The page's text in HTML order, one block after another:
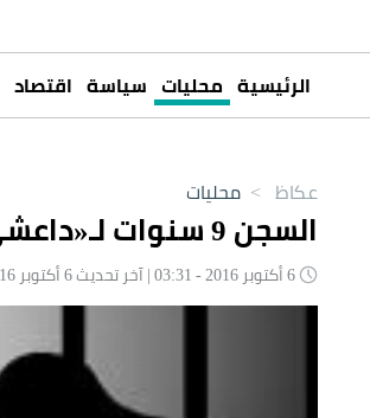
الرئيسية محليات سياسة اقتصاد
عكاظ > محليات
السجن 9 سنوات لـ«داعشي» سوداني لمبايعته التنظيم الإرهابي